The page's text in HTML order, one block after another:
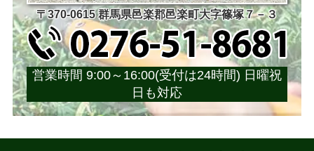
〒370-0615 群馬県邑楽郡邑楽町大字篠塚７－３
営業時間 9:00～16:00(受付は24時間) 日曜祝
日も対応